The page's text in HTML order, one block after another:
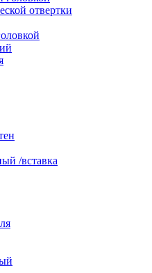
отвертки
/вставка